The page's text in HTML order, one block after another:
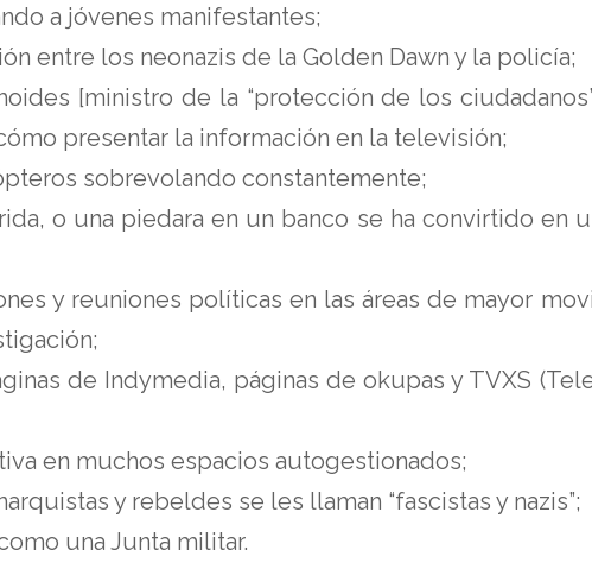
a jóvenes manifestantes;
entre los neonazis de la Golden Dawn y la policía;
[ministro de la “protección de los
presentar la información en la televisión;
sobrevolando constantemente;
o una piedara en un banco se ha convirtido
y reuniones políticas en las áreas de mayor
de Indymedia, páginas de okupas y TVXS
en muchos espacios autogestionados;
y rebeldes se les llaman “fascistas y nazis”;
una Junta militar.